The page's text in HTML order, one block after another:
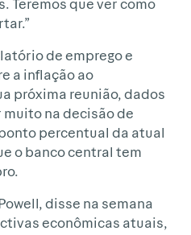
de emprego e
a inflação ao
próxima reunião, dados
na decisão de
percentual da atual
o banco central tem
disse na semana
econômicas atuais,